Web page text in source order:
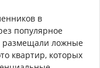
в
популярное
размещали ложные
квартир, которых